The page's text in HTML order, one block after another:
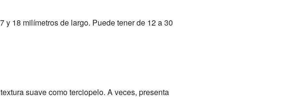
y 18 milímetros de largo. Puede tener de 12 a 30
suave como terciopelo. A veces, presenta